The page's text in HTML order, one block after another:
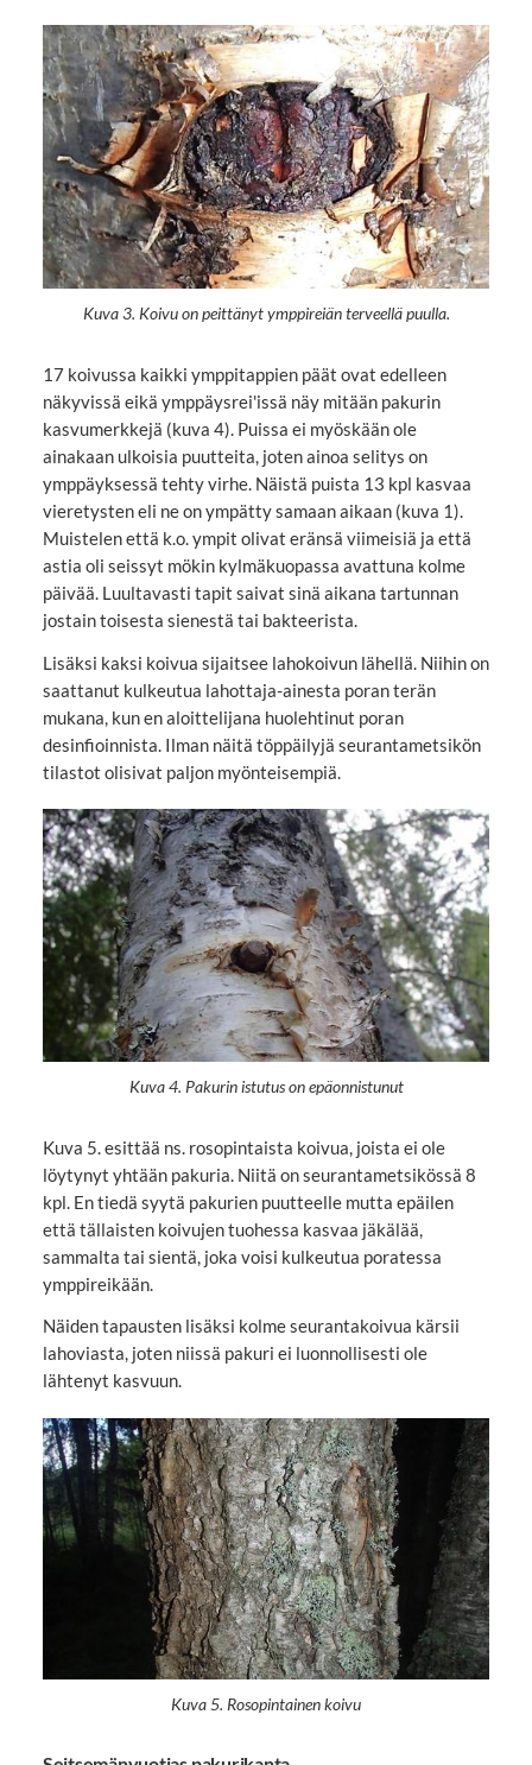
Kuva 3. Koivu on peittänyt ymppireiän terveellä puulla.
17 koivussa kaikki ymppitappien päät ovat edelleen
näkyvissä eikä ymppäysrei'issä näy mitään pakurin
kasvumerkkejä (kuva 4). Puissa ei myöskään ole
ainakaan ulkoisia puutteita, joten ainoa selitys on
ymppäyksessä tehty virhe. Näistä puista 13 kpl kasvaa
vieretysten eli ne on ympätty samaan aikaan (kuva 1).
Muistelen että k.o. ympit olivat eränsä viimeisiä ja että
astia oli seissyt mökin kylmäkuopassa avattuna kolme
päivää. Luultavasti tapit saivat sinä aikana tartunnan
jostain toisesta sienestä tai bakteerista.
Lisäksi kaksi koivua sijaitsee lahokoivun lähellä. Niihin on
saattanut kulkeutua lahottaja-ainesta poran terän
mukana, kun en aloittelijana huolehtinut poran
desinfioinnista. Ilman näitä töppäilyjä seurantametsikön
tilastot olisivat paljon myönteisempiä.
Kuva 4. Pakurin istutus on epäonnistunut
Kuva 5. esittää ns. rosopintaista koivua, joista ei ole
löytynyt yhtään pakuria. Niitä on seurantametsikössä 8
kpl. En tiedä syytä pakurien puutteelle mutta epäilen
että tällaisten koivujen tuohessa kasvaa jäkälää,
sammalta tai sientä, joka voisi kulkeutua poratessa
ymppireikään.
Näiden tapausten lisäksi kolme seurantakoivua kärsii
lahoviasta, joten niissä pakuri ei luonnollisesti ole
lähtenyt kasvuun.
Kuva 5. Rosopintainen koivu